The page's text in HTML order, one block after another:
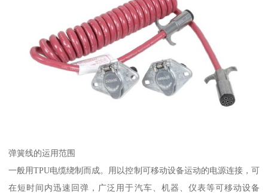
弹簧线的运用范围
一般用TPU电缆绕制而成。用以控制可移动设备运动的电源连接，可
在短时间内迅速回弹，广泛用于汽车、机器、仪表等可移动设备